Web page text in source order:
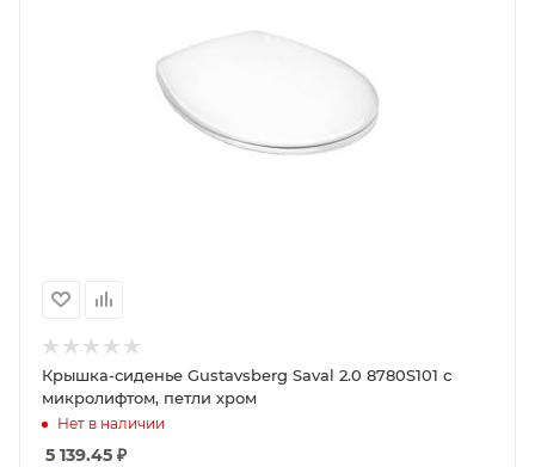
Крышка-сиденье Gustavsberg Saval 2.0 8780S101 с
микролифтом, петли хром
Нет в наличии
5 139.45 ₽